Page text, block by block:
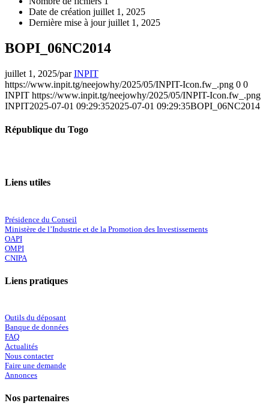
Date de création juillet 1, 2025
Dernière mise à jourjuillet 1, 2025
BOPI_06NC2014
juillet 1, 2025/parINPIT
https://www.inpit.tg/neejowhy/2025/05/INPIT-Icon.fw_.png 0 0
INPIT https://www.inpit.tg/neejowhy/2025/05/INPIT-Icon.fw_.png
INPIT2025-07-01 09:29:352025-07-01 09:29:35BOPI_06NC2014
République du Togo
Liens utiles
Présidence du Conseil
Ministère de l’Industrie et de la Promotion des Investissements
OAPI
OMPI
CNIPA
Liens pratiques
Outils du déposant
Banque de données
FAQ
Actualités
Nous contacter
Faire une demande
Annonces
Nos partenaires